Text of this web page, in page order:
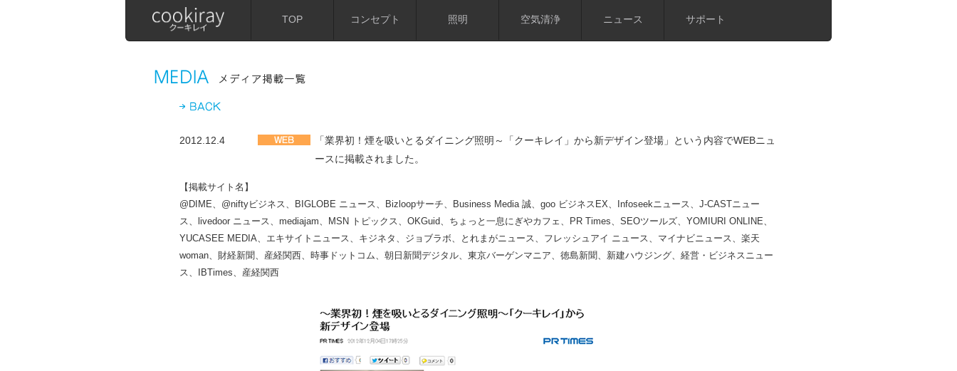
TOP コンセプト 照明 空気清浄 ニュース サポート
2012.12.4
「業界初！煙を吸いとるダイニング照明～「クーキレイ」から新デザイン登場」という内容でWEBニュ
ースに掲載されました。
【掲載サイト名】
@DIME、@niftyビジネス、BIGLOBE ニュース、Bizloopサーチ、Business Media 誠、goo ビジネスEX、Infoseekニュース、J-CASTニュー
ス、livedoor ニュース、mediajam、MSN トピックス、OKGuid、ちょっと一息にぎやカフェ、PR Times、SEOツールズ、YOMIURI ONLINE、
YUCASEE MEDIA、エキサイトニュース、キジネタ、ジョブラボ、とれまがニュース、フレッシュアイ ニュース、マイナビニュース、楽天
woman、財経新聞、産経関西、時事ドットコム、朝日新聞デジタル、東京バーゲンマニア、徳島新聞、新建ハウジング、経営・ビジネスニュー
ス、IBTimes、産経関西